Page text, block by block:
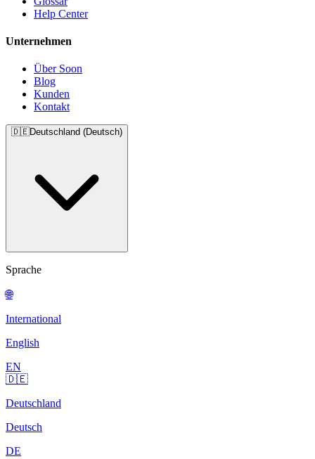
Help Center
Unternehmen
Über Soon
Blog
Kunden
Kontakt
🇩🇪Deutschland (Deutsch)
Sprache
🌐
International
English
EN
🇩🇪
Deutschland
Deutsch
DE